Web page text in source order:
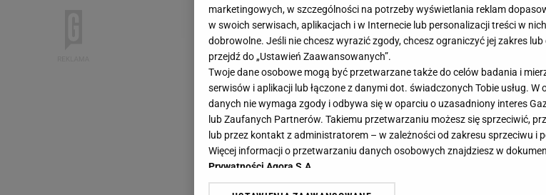
marketingowych, w szczególności na potrzeby wyświetlania reklam
w swoich serwisach, aplikacjach i w Internecie lub personalizacji treści w
dobrowolne. Jeśli nie chcesz wyrazić zgody, chcesz ograniczyć jej zakres
przejdź do „Ustawień Zaawansowanych”.
Twoje dane osobowe mogą być przetwarzane także do celów badania i
serwisów i aplikacji lub łączone z danymi dot. świadczonych Tobie usług.
danych nie wymaga zgody i odbywa się w oparciu o uzasadniony interes
lub Zaufanych Partnerów. Takiemu przetwarzaniu możesz się sprzeciwić,
lub przez kontakt z administratorem – w zależności od zakresu sprzeciwu i
Więcej informacji o przetwarzaniu danych osobowych znajdziesz w
Prywatności Agora S.A.